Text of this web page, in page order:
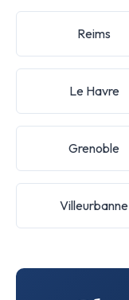
Reims
Le Havre
Grenoble
Villeurbanne